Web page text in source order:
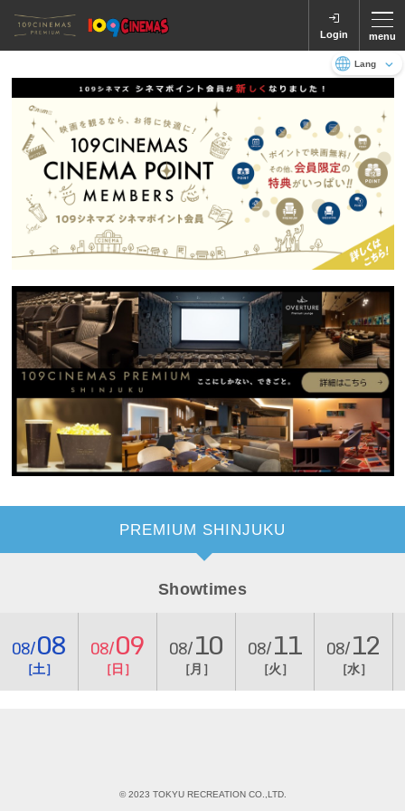
Login menu
PREMIUM SHINJUKU
Showtimes
08/08
［土］
08/09
［日］
08/10
［月］
08/11
［火］
08/12
［水］
© 2023 TOKYU RECREATION CO.,LTD.